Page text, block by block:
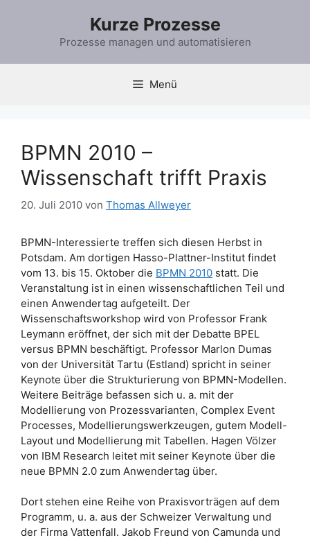
Kurze Prozesse
Prozesse managen und automatisieren
Menü
BPMN 2010 –
Wissenschaft trifft Praxis
20. Juli 2010 von Thomas Allweyer
BPMN-Interessierte treffen sich diesen Herbst in
Potsdam. Am dortigen Hasso-Plattner-Institut findet
vom 13. bis 15. Oktober die BPMN 2010 statt. Die
Veranstaltung ist in einen wissenschaftlichen Teil und
einen Anwendertag aufgeteilt. Der
Wissenschaftsworkshop wird von Professor Frank
Leymann eröffnet, der sich mit der Debatte BPEL
versus BPMN beschäftigt. Professor Marlon Dumas
von der Universität Tartu (Estland) spricht in seiner
Keynote über die Strukturierung von BPMN-Modellen.
Weitere Beiträge befassen sich u. a. mit der
Modellierung von Prozessvarianten, Complex Event
Processes, Modellierungswerkzeugen, gutem Modell-
Layout und Modellierung mit Tabellen. Hagen Völzer
von IBM Research leitet mit seiner Keynote über die
neue BPMN 2.0 zum Anwendertag über.
Dort stehen eine Reihe von Praxisvorträgen auf dem
Programm, u. a. aus der Schweizer Verwaltung und
der Firma Vattenfall. Jakob Freund von Camunda und